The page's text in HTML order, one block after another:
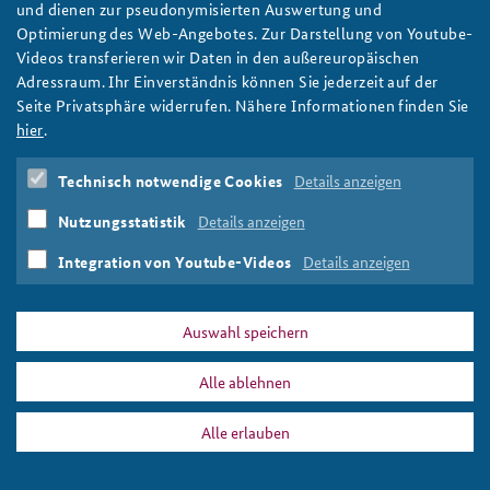
Anfahrt
Freundeskreis
Deutsches Forum Sicherheitspolitik
Arbeitskreis "Junge Sicherheitspolitiker"
Das Sicherheitspolitische Gespräch an der BAKS
Studierendenkonferenz Sicherheitspolitik gestalten
Newsletter-Archiv
weiter
Seminar für Sicherheitspolitik
USA,Schuldenkrise,
Energiesicherheit
Fracking,Schwellenländer Rüstung
Freihandelsabkommen
PRESSE DATENSCHUTZ IMPRESSUM FAQ
Freihandelsabkommen Drucken
und dienen zur pseudonymisierten Auswertung und
Optimierung des Web-Angebotes. Zur Darstellung von Youtube-
Videos transferieren wir Daten in den außereuropäischen
Adressraum. Ihr Einverständnis können Sie jederzeit auf der
Seite Privatsphäre widerrufen. Nähere Informationen finden Sie
hier.
Technisch notwendige Cookies Details anzeigen
Nutzungsstatistik Details anzeigen
Integration von Youtube-Videos Details anzeigen
Auswahl speichern
Alle ablehnen
Alle erlauben